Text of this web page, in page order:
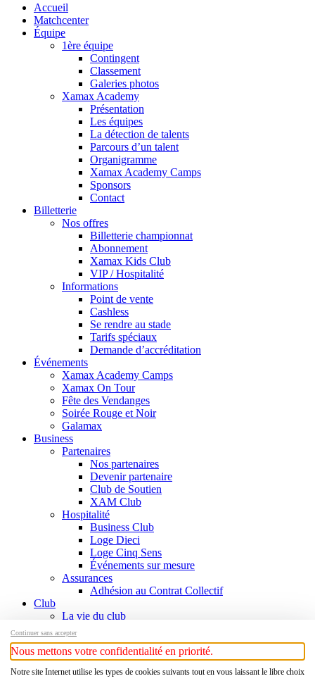
Close
Menu
Accueil
Matchcenter
Équipe
1ère équipe
Contingent
Classement
Galeries photos
Xamax Academy
Présentation
Les équipes
La détection de talents
Parcours d’un talent
Organigramme
Xamax Academy Camps
Sponsors
Contact
Billetterie
Nos offres
Billetterie championnat
Abonnement
Xamax Kids Club
VIP / Hospitalité
Informations
Point de vente
Cashless
Se rendre au stade
Tarifs spéciaux
Demande d’accréditation
Événements
Xamax Academy Camps
Xamax On Tour
Fête des Vendanges
Soirée Rouge et Noir
Galamax
Business
Partenaires
Nos partenaires
Devenir partenaire
Club de Soutien
XAM Club
Hospitalité
Business Club
Loge Dieci
Loge Cinq Sens
Événements sur mesure
Assurances
Adhésion au Contrat Collectif
Club
La vie du club
Responsables
Contact
Histoire
Continuer sans accepter
Nous mettons votre confidentialité en priorité.
Notre site Internet utilise les types de cookies suivants tout en vous laissant le libre choix